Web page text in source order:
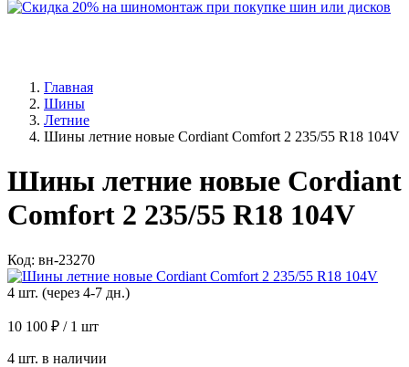
Главная
Шины
Летние
Шины летние новые Cordiant Comfort 2 235/55 R18 104V
Шины летние новые Cordiant
Comfort 2 235/55 R18 104V
Код: вн-23270
4 шт. (через 4-7 дн.)
10 100 ₽ / 1 шт
4 шт. в наличии